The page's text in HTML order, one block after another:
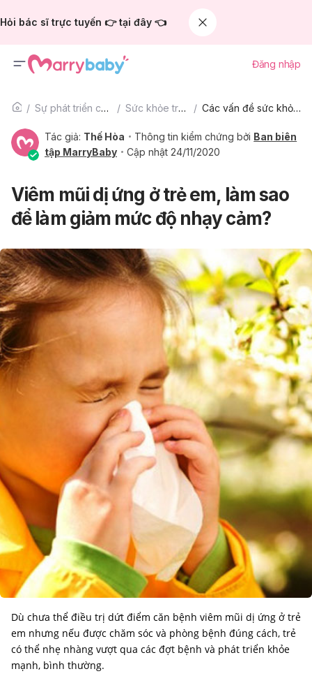
Hỏi bác sĩ trực tuyến 👉 tại đây 👈
Đăng nhập
Sự phát triển của trẻ Sức khỏe trẻ em Các vấn đề sức khỏe trẻ em khác
Tác giả: Thế Hòa Thông tin kiểm chứng bởi Ban biên
tập MarryBaby
Cập nhật 24/11/2020
Viêm mũi dị ứng ở trẻ em, làm sao
để làm giảm mức độ nhạy cảm?
Dù chưa thể điều trị dứt điểm căn bệnh viêm mũi dị ứng ở trẻ
em nhưng nếu được chăm sóc và phòng bệnh đúng cách, trẻ
có thể nhẹ nhàng vượt qua các đợt bệnh và phát triển khỏe
mạnh, bình thường.